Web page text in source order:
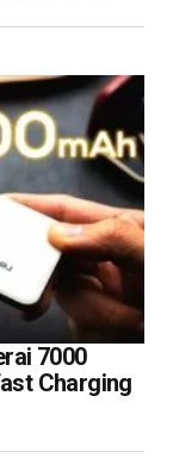
7000
Charging